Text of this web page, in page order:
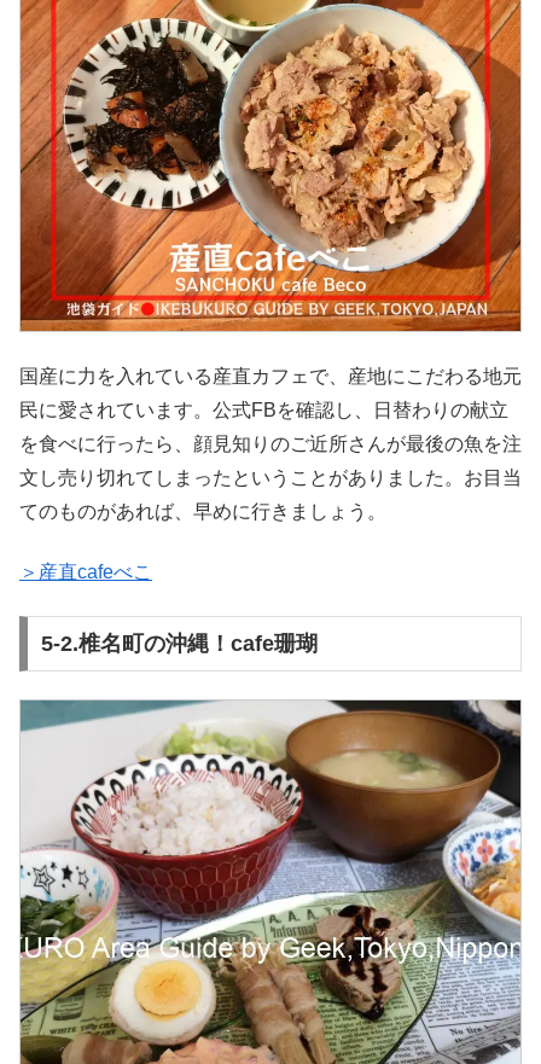
国産に力を入れている産直カフェで、産地にこだわる地元
民に愛されています。公式FBを確認し、日替わりの献立
を食べに行ったら、顔見知りのご近所さんが最後の魚を注
文し売り切れてしまったということがありました。お目当
てのものがあれば、早めに行きましょう。
＞産直cafeべこ
5-2.椎名町の沖縄！cafe珊瑚